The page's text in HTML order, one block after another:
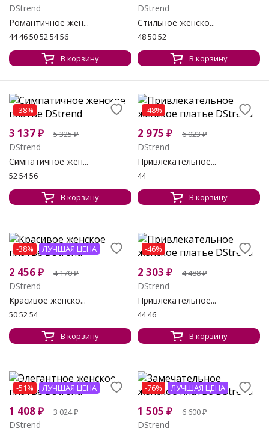
DStrend
Романтичное жен...
44 46 50 52 54 56
В корзину
DStrend
Стильное женско...
48 50 52
В корзину
-38%
3 137₽ 5 325₽
DStrend
Симпатичное жен...
52 54 56
В корзину
-48%
2 975 ₽ 6 023₽
DStrend
Привлекательное...
44
В корзину
-38% ЛУЧШАЯ ЦЕНА
2 456₽ 4 170₽
DStrend
Красивое женско...
50 52 54
В корзину
-46%
2 303 ₽ 4 488₽
DStrend
Привлекательное...
44 46
В корзину
-51% ЛУЧШАЯ ЦЕНА
1 408₽ 3 024₽
DStrend
-76% ЛУЧШАЯ ЦЕНА
1 505 ₽ 6 600₽
DStrend